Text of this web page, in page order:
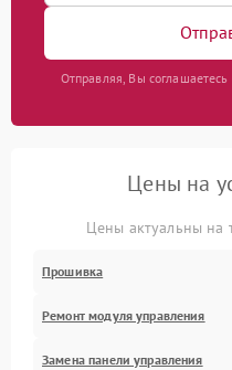
Отправляя, Вы
Цены на
Цены актуальны на
Прошивка
Ремонт модуля управления
Замена панели управления